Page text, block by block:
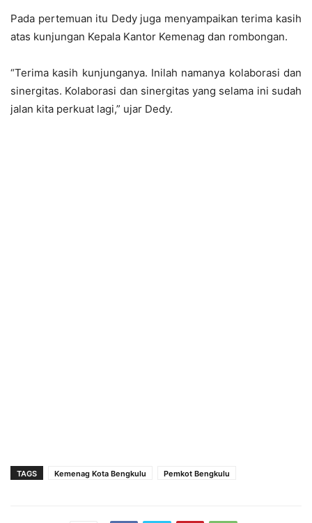
Pada pertemuan itu Dedy juga menyampaikan terima kasih
atas kunjungan Kepala Kantor Kemenag dan rombongan.
“Terima kasih kunjunganya. Inilah namanya kolaborasi dan
sinergitas. Kolaborasi dan sinergitas yang selama ini sudah
jalan kita perkuat lagi,” ujar Dedy.
TAGS Kemenag Kota Bengkulu Pemkot Bengkulu